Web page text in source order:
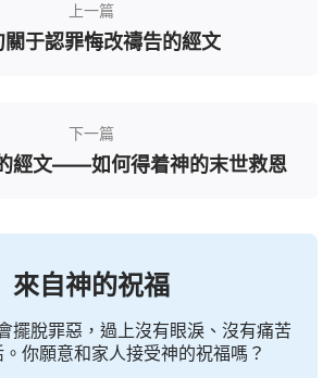
母首末二字），是昔在、今在、以後
在自己位上的二十四位長老，就面
個翅膀，遍體內外都滿了眼睛。他
：「聖哉！聖哉！聖哉！主神是昔
上一篇
關于認罪悔改禱告的經文
下一篇
經文——如何得着神的末世救恩
來自神的祝福
擺脫罪惡，過上沒有眼淚、沒有痛苦
你願意和家人接受神的祝福嗎？